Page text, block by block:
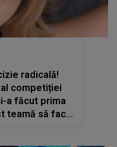
radicală!
competiției
a făcut prima
teamă să fac